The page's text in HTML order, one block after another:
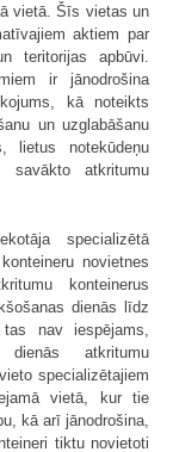
vietā. Šīs vietas un
aktiem par
teritorijas apbūvi.
ir jānodrošina
kā noteikts
un uzglabāšanu
lietus notekūdeņu
savākto atkritumu
specializētā
novietnes
konteinerus
dienās līdz
nav iespējams,
dienās atkritumu
specializētajiem
vietā, kur tie
kā arī jānodrošina,
tiktu novietoti